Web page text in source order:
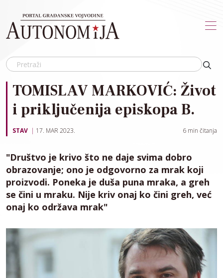
TOMISLAV MARKOVIĆ: Život
i priključenija episkopa B.
STAV 17. MAR 2023. 6 min čitanja
"Društvo je krivo što ne daje svima dobro
obrazovanje; ono je odgovorno za mrak koji
proizvodi. Poneka je duša puna mraka, a greh
se čini u mraku. Nije kriv onaj ko čini greh, već
onaj ko održava mrak"